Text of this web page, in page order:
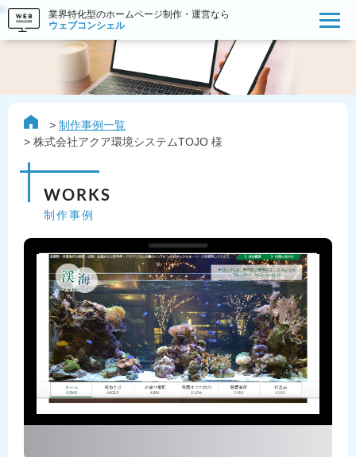
業界特化型のホームページ制作・運営なら
ウェブコンシェル
制作事例一覧
株式会社アクア環境システムTOJO 様
WORKS
制作事例